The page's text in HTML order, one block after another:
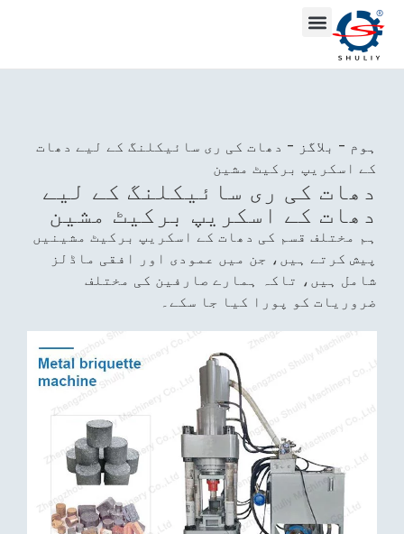
ہوم - بلاگز - دھات کی ری سائیکلنگ کے لیے دھات
کے اسکریپ برکیٹ مشین
دھات کی ری سائیکلنگ کے لیے
دھات کے اسکریپ برکیٹ مشین
ہم مختلف قسم کی دھات کے اسکریپ برکیٹ مشینیں
پیش کرتے ہیں، جن میں عمودی اور افقی ماڈلز
شامل ہیں، تاکہ ہمارے صارفین کی مختلف
ضروریات کو پورا کیا جا سکے۔